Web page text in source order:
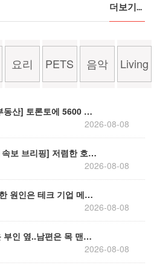
더보기...
요리 PETS 음악 Living
토에 5600 세대 주택 짓는다
2026-08-08
한 호주산 소고기 유입으로 시장 술렁
2026-08-08
티(Sturgeon County)에 약 130억 달러(한화 약 18조 원) 규모의 초거대 AI 데
2026-08-08
옆..남편은 목 맨채 발견
2026-08-08